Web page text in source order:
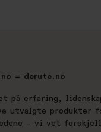
= derute.no
på erfaring,
utvalgte
– vi vet